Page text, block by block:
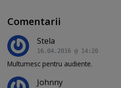
Comentarii
Stela
16.04.2016 @ 14:20
Multumesc pentru audiente.
Johnny